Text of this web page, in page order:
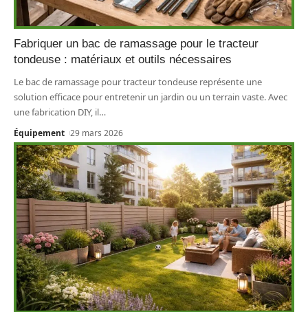
Fabriquer un bac de ramassage pour le tracteur
tondeuse : matériaux et outils nécessaires
Le bac de ramassage pour tracteur tondeuse représente une
solution efficace pour entretenir un jardin ou un terrain vaste. Avec
une fabrication DIY, il…
Équipement 29 mars 2026